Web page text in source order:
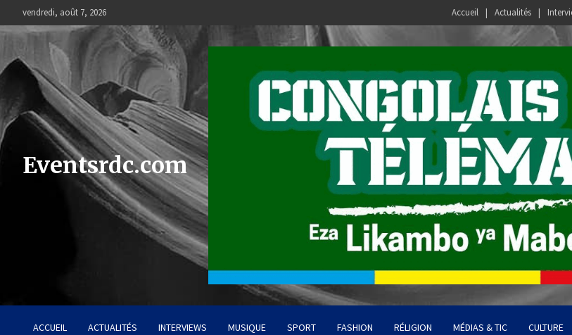
to
content
vendredi, août 7, 2026 Accueil Actualités
Eventsrdc.com
ACCUEIL ACTUALITÉS INTERVIEWS MUSIQUE SPORT FASHION RÉLIGION MÉDIAS & TIC CULTURE